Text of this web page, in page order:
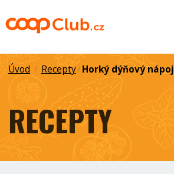
Úvod / Recepty/ Horký dýňový nápoj
RECEPTY